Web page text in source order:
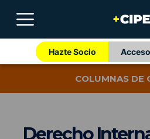
Hazte Socio
COLUMNAS DE
Derecho